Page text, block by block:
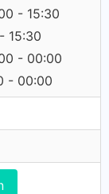
- 15:30
15:30
- 00:00
- 00:00